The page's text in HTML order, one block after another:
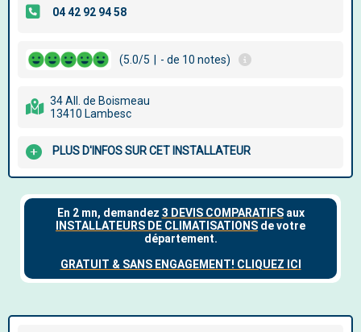
(5.0/5 - de 10 notes)
34 All. de Boismeau
13410 Lambesc
PLUS D'INFOS SUR CET INSTALLATEUR